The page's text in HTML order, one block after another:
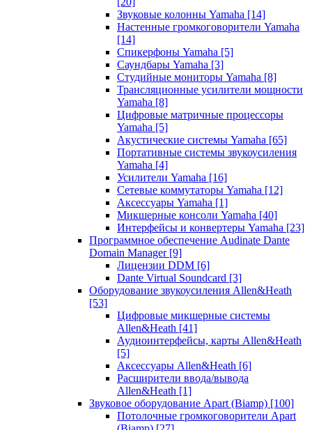
Звуковые колонны Yamaha [14]
Настенные громкоговорители Yamaha
[14]
Спикерфоны Yamaha [5]
Саундбары Yamaha [3]
Студийные мониторы Yamaha [8]
Трансляционные усилители мощности
Yamaha [8]
Цифровые матричные процессоры
Yamaha [5]
Акустические системы Yamaha [65]
Портативные системы звукоусиления
Yamaha [4]
Усилители Yamaha [16]
Сетевые коммутаторы Yamaha [12]
Аксессуары Yamaha [1]
Микшерные консоли Yamaha [40]
Интерфейсы и конвертеры Yamaha [23]
Программное обеспечение Audinate Dante
Domain Manager [9]
Лицензии DDM [6]
Dante Virtual Soundcard [3]
Оборудование звукоусиления Allen&Heath
[53]
Цифровые микшерные системы
Allen&Heath [41]
Аудиоинтерфейсы, карты Allen&Heath
[5]
Аксессуары Allen&Heath [6]
Расширители ввода/вывода
Allen&Heath [1]
Звуковое оборудование Apart (Biamp) [100]
Потолочные громкоговорители Apart